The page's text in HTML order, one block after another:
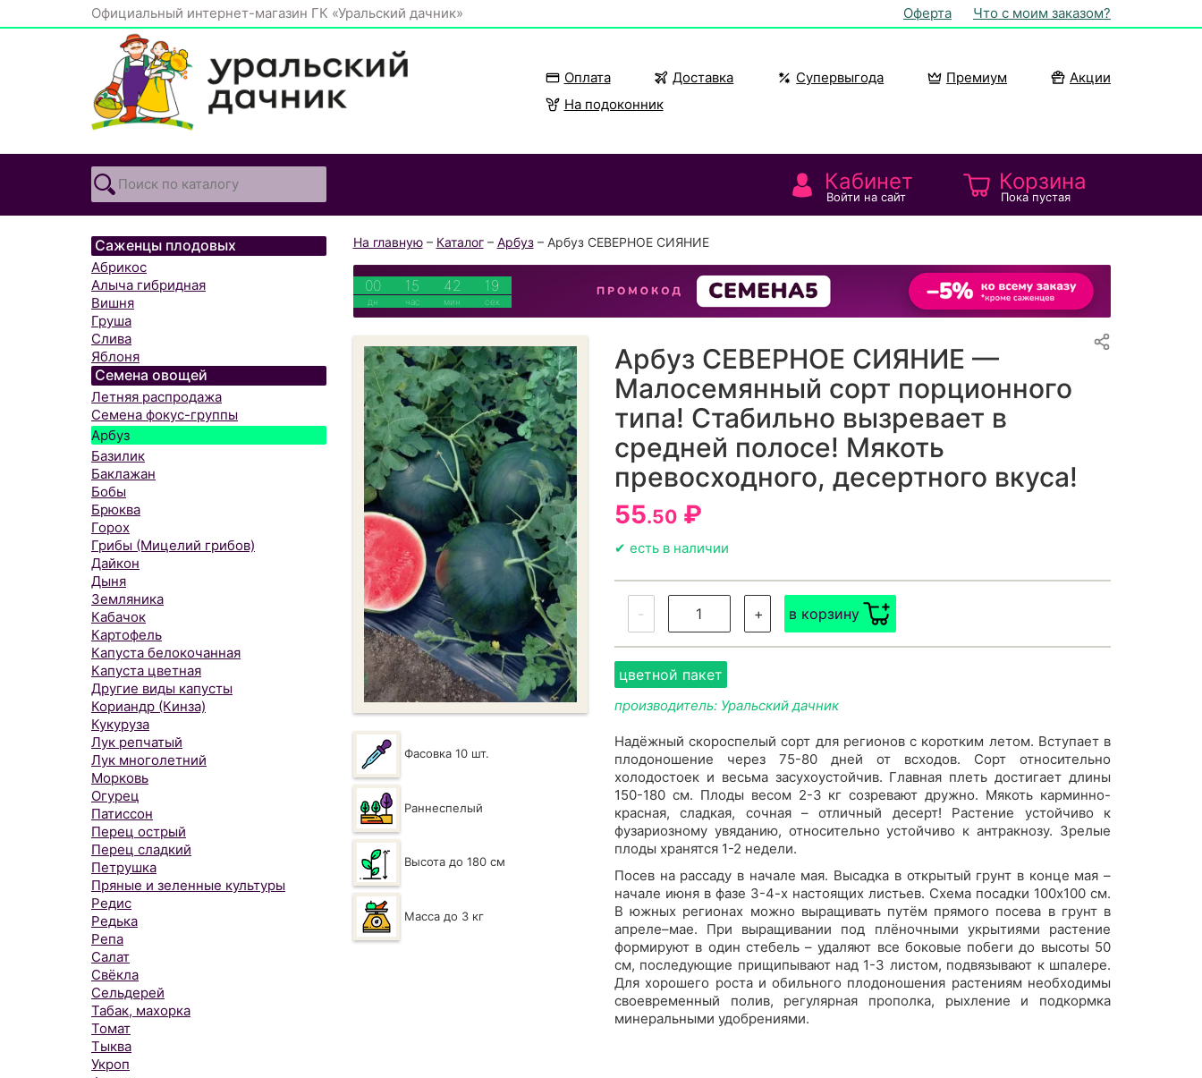
Официальный интернет-магазин ГК «Уральский дачник» Оферта Что с моим заказом?
Оплата Доставка Супервыгода Премиум
Акции
На подоконник
Кабинет
Войти на сайт
Корзина
Пока пустая
Саженцы плодовых
Абрикос
Алыча гибридная
Вишня
Груша
Слива
Яблоня
Семена овощей
Летняя распродажа
Семена фокус-группы
Арбуз
Базилик
Баклажан
Бобы
Брюква
Горох
Грибы (Мицелий грибов)
Дайкон
Дыня
Земляника
Кабачок
Картофель
Капуста белокочанная
Капуста цветная
Другие виды капусты
Кориандр (Кинза)
Кукуруза
Лук репчатый
Лук многолетний
Морковь
Огурец
Патиссон
Перец острый
Перец сладкий
Петрушка
Пряные и зеленные культуры
Редис
Редька
Репа
Салат
Свёкла
Сельдерей
Табак, махорка
Томат
Тыква
Укроп
На главную– Каталог– Арбуз– Арбуз СЕВЕРНОЕ СИЯНИЕ
00
дн
15
час
42
мин
18
сек
Фасовка 10 шт.
Раннеспелый
Высота до 180 см
Масса до 3 кг
Арбуз СЕВЕРНОЕ СИЯНИЕ —
Малосемянный сорт порционного
типа! Стабильно вызревает в
средней полосе! Мякоть
превосходного, десертного вкуса!
55.50₽
✔ есть в наличии
- + в корзину
цветной пакет
производитель: Уральский дачник
Надёжный скороспелый сорт для регионов с коротким летом. Вступает в
плодоношение через 75-80 дней от всходов. Сорт относительно
холодостоек и весьма засухоустойчив. Главная плеть достигает длины
150-180 см. Плоды весом 2-3 кг созревают дружно. Мякоть карминно-
красная, сладкая, сочная – отличный десерт! Растение устойчиво к
фузариозному увяданию, относительно устойчиво к антракнозу. Зрелые
плоды хранятся 1-2 недели.
Посев на рассаду в начале мая. Высадка в открытый грунт в конце мая –
начале июня в фазе 3-4-х настоящих листьев. Схема посадки 100х100 см.
В южных регионах можно выращивать путём прямого посева в грунт в
апреле–мае. При выращивании под плёночными укрытиями растение
формируют в один стебель – удаляют все боковые побеги до высоты 50
см, последующие прищипывают над 1-3 листом, подвязывают к шпалере.
Для хорошего роста и обильного плодоношения растениям необходимы
своевременный полив, регулярная прополка, рыхление и подкормка
минеральными удобрениями.